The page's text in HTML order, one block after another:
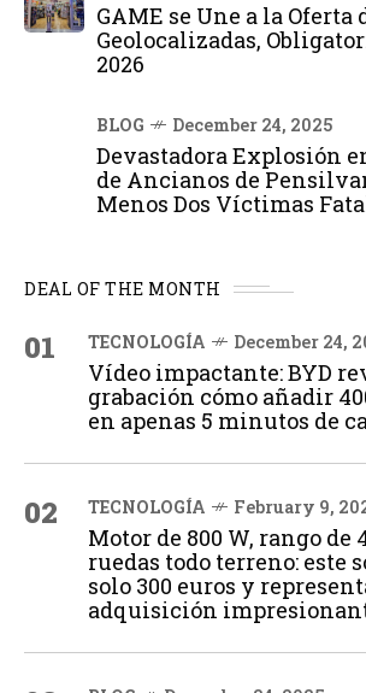
GAME se Une a la Oferta
Geolocalizadas,
2026
BLOG December 24, 2025
Devastadora Explosión
de Ancianos de
Menos Dos Víctimas
DEAL OF THE MONTH
01 TECNOLOGÍA December 24,
Vídeo impactante: BYD
grabación cómo añadir
en apenas 5 minutos de
02 TECNOLOGÍA February 9,
Motor de 800 W, rango de
ruedas todo terreno: este
solo 300 euros y
adquisición